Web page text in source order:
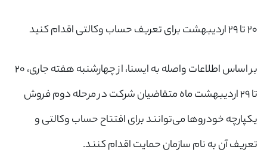
۲۰ تا ۲۹ اردیبهشت برای تعریف حساب وکالتی اقدام کنید
بر اساس اطلاعات واصله به ایسنا، از چهارشنبه هفته جاری، ۲۰
تا ۲۹ اردیبهشت ماه متقاضیان شرکت در مرحله دوم فروش
یکپارچه خودروها می‌توانند برای افتتاح حساب وکالتی و
تعریف آن به نام سازمان حمایت اقدام کنند.